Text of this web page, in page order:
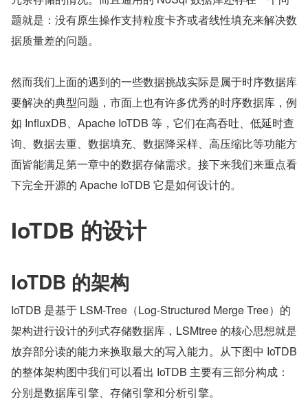
题就是：没有原生操作支持粒度卡齐或者线性填充来解决数
据质量差的问题。
然而我们上面的遇到的一些数据挑战实际是属于时序数据库
要解决的典型问题，市面上也有许多优秀的时序数据库，例
如 InfluxDB、Apache IoTDB 等，它们在高吞吐、低延时查
询、数据去重、数据填充、数据降采样、高压缩比等功能方
面皆能满足第一章中的数据存储需求。接下来我们来重点看
下完全开源的 Apache IoTDB 它是如何设计的。
IoTDB 的设计
IoTDB 的架构
IoTDB 是基于 LSM-Tree（Log-Structured Merge Tree）的
架构进行设计的列式存储数据库，LSMtree 的核心思想就是
放弃部分读的能力来换取最大的写入能力。从下图中 IoTDB
的整体架构图中我们可以看出 IoTDB 主要有三部分构成：
分别是数据库引擎、存储引擎和分析引擎。